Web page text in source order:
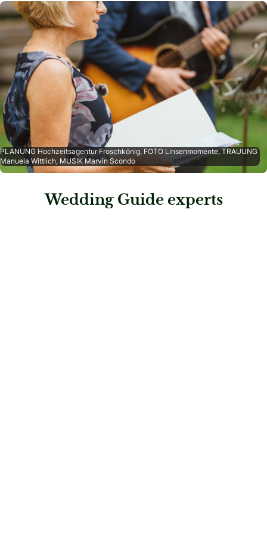
PLANUNG Hochzeitsagentur Froschkönig, FOTO Linsenmomente, TRAUUNG
Manuela Wittlich, MUSIK Marvin Scondo
Wedding Guide experts